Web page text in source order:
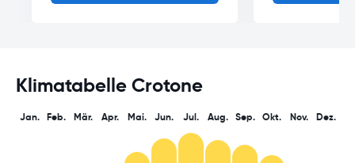
Klimatabelle Crotone
Jan. Feb. Mär. Apr. Mai. Jun. Jul. Aug. Sep. Okt. Nov. Dez.